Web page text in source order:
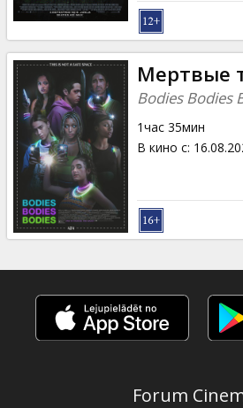
Мертвые
Bodies Bodies
1час 35мин
В кино с:
Forum